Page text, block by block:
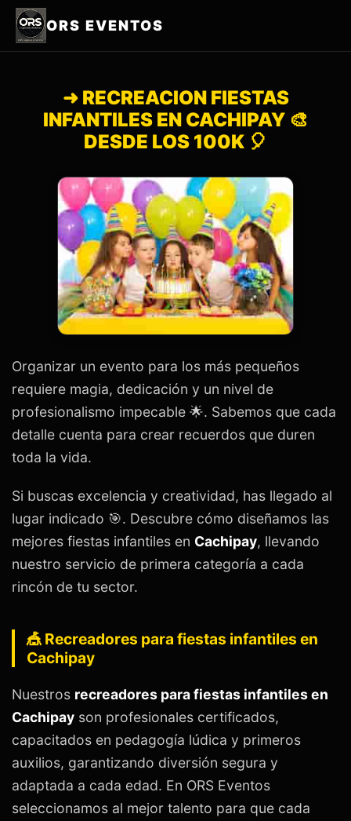
ORS EVENTOS
➜ RECREACION FIESTAS
INFANTILES EN CACHIPAY 🎨
DESDE LOS 100K 🎈
Organizar un evento para los más pequeños
requiere magia, dedicación y un nivel de
profesionalismo impecable 🌟. Sabemos que cada
detalle cuenta para crear recuerdos que duren
toda la vida.
Si buscas excelencia y creatividad, has llegado al
lugar indicado 🎯. Descubre cómo diseñamos las
mejores fiestas infantiles en Cachipay, llevando
nuestro servicio de primera categoría a cada
rincón de tu sector.
🎪 Recreadores para fiestas infantiles en
Cachipay
Nuestros recreadores para fiestas infantiles en
Cachipay son profesionales certificados,
capacitados en pedagogía lúdica y primeros
auxilios, garantizando diversión segura y
adaptada a cada edad. En ORS Eventos
seleccionamos al mejor talento para que cada